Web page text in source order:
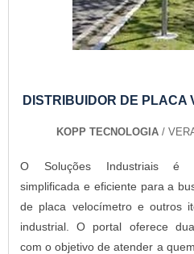
DISTRIBUIDOR DE PLACA
KOPP TECNOLOGIA /
O Soluções Industriais é
simplificada e eficiente para a
de placa velocímetro e outros
industrial. O portal oferece
com o objetivo de atender a